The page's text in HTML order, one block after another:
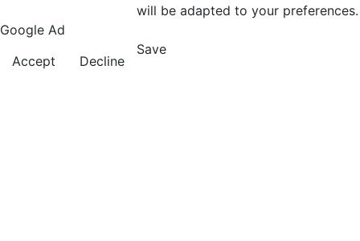
will be adapted to your preferences.
Google Ad
Accept
Decline
Save